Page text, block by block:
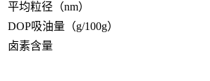
平均粒径（nm）
DOP吸油量（g/100g）
卤素含量